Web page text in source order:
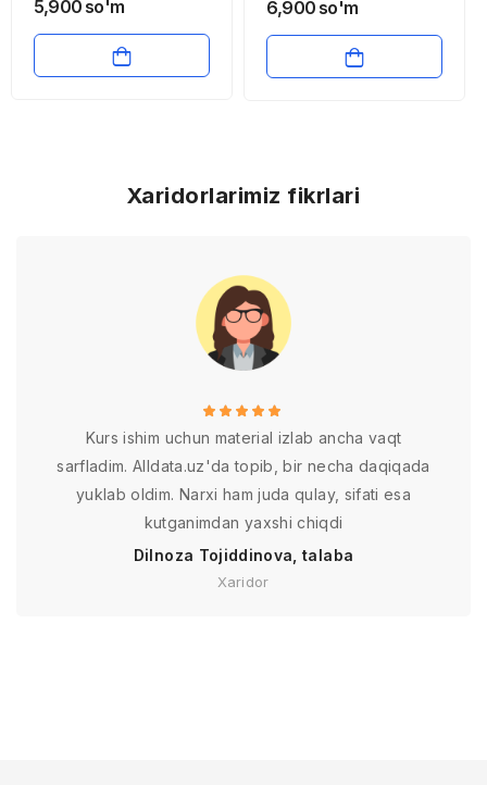
5,900 so'm 6,900 so'm
Xaridorlarimiz fikrlari
Kurs ishim uchun material izlab ancha vaqt
sarfladim. Alldata.uz'da topib, bir necha daqiqada
yuklab oldim. Narxi ham juda qulay, sifati esa
kutganimdan yaxshi chiqdi
Dilnoza Tojiddinova, talaba
Xaridor